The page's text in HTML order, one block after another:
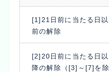
[1]21日前に当たる日以
前の解除
[2]20日前に当たる日以
降の解除（[3]～[7]を除